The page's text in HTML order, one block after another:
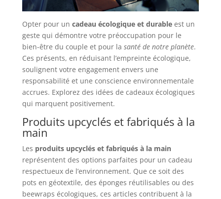
Opter pour un cadeau écologique et durableest un
geste qui démontre votre préoccupation pour le
bien-être du couple et pour la santé de notre planète.
Ces présents, en réduisant l’empreinte écologique,
soulignent votre engagement envers une
responsabilité et une conscience environnementale
accrues. Explorez des idées de cadeaux écologiques
qui marquent positivement.
Produits upcyclés et fabriqués à la
main
Les produits upcyclés et fabriqués à la main
représentent des options parfaites pour un cadeau
respectueux de l’environnement. Que ce soit des
pots en géotextile, des éponges réutilisables ou des
beewraps écologiques, ces articles contribuent à la